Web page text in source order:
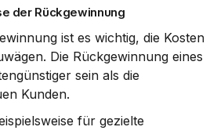
der Rückgewinnung
ist es wichtig, die Kosten
Die Rückgewinnung eines
sein als die
Kunden.
für gezielte